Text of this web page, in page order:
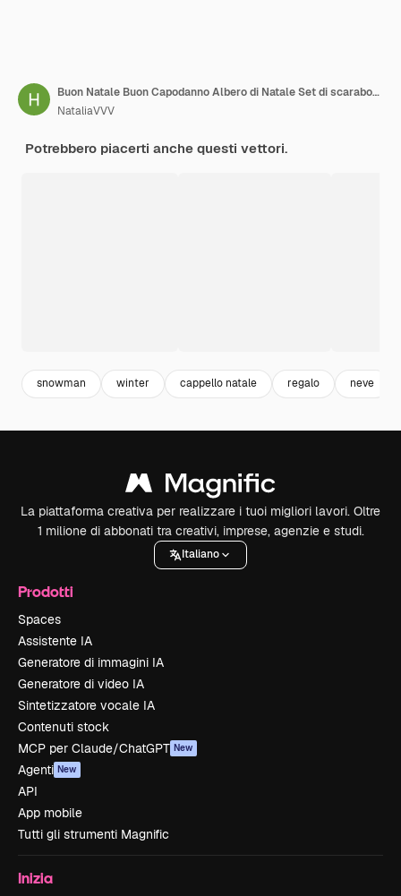
Buon Natale Buon Capodanno Albero di Natale Set di scarabocchi disegnati a mano in stile linea
NataliaVVV
Potrebbero piacerti anche questi vettori.
snowman winter cappello natale regalo neve
La piattaforma creativa per realizzare i tuoi migliori lavori. Oltre
1 milione di abbonati tra creativi, imprese, agenzie e studi.
Italiano
Prodotti
Spaces
Assistente IA
Generatore di immagini IA
Generatore di video IA
Sintetizzatore vocale IA
Contenuti stock
MCP per Claude/ChatGPT New
Agenti New
API
App mobile
Tutti gli strumenti Magnific
Inizia